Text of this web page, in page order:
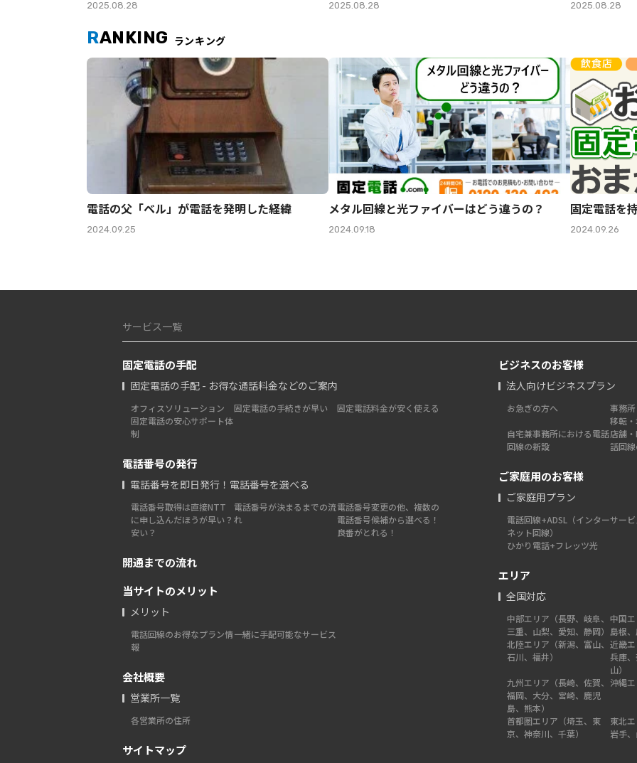
2025.08.28 2025.08.28 2025.08.28
RANKING ランキング
電話の父「ベル」が電話を発明した経緯
2024.09.25
メタル回線と光ファイバーはどう違うの？
2024.09.18
固定電話を
2024.09.26
サービス一覧
固定電話の手配
固定電話の手配 - お得な通話料金などのご案内
オフィスソリューション 固定電話の手続きが早い
固定電話料金が安く使える
固定電話の安心サポート体
制
電話番号の発行
電話番号を即日発行！電話番号を選べる
電話番号取得は直接NTT
に申し込んだほうが早い？
安い？
電話番号が決まるまでの流
れ
電話番号変更の他、複数の
電話番号候補から選べる！
良番がとれる！
開通までの流れ
当サイトのメリット
メリット
電話回線のお得なプラン情
報
一緒に手配可能なサービス
会社概要
営業所一覧
各営業所の住所
サイトマップ
ビジネスのお客様
法人向けビジネスプラン
お急ぎの方へ
事務
移転
自宅兼事務所における電話
回線の新設
店舗
話回
ご家庭用のお客様
ご家庭用プラン
電話回線+ADSL（インター
ネット回線）
サー
ひかり電話+フレッツ光
エリア
全国対応
中部エリア（長野、岐阜、
三重、山梨、愛知、静岡）
中国
島根
北陸エリア（新潟、富山、
石川、福井）
近畿
兵庫
山）
九州エリア（長崎、佐賀、
福岡、大分、宮崎、鹿児
島、熊本）
沖縄
首都圏エリア（埼玉、東
京、神奈川、千葉）
東北
岩手